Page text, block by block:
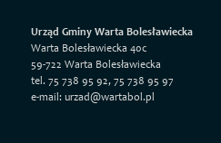
Urząd Gminy Warta Bolesławiecka
Warta Bolesławiecka 40c
59-722 Warta Bolesławiecka
tel. 75 738 95 92, 75 738 95 97
e-mail: urzad@wartabol.pl